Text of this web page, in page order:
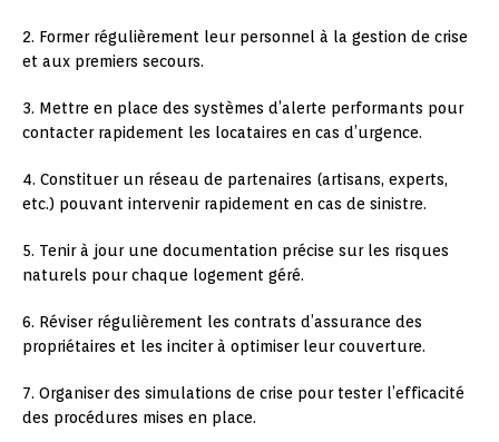
2. Former régulièrement leur personnel à la gestion de crise
et aux premiers secours.
3. Mettre en place des systèmes d’alerte performants pour
contacter rapidement les locataires en cas d’urgence.
4. Constituer un réseau de partenaires (artisans, experts,
etc.) pouvant intervenir rapidement en cas de sinistre.
5. Tenir à jour une documentation précise sur les risques
naturels pour chaque logement géré.
6. Réviser régulièrement les contrats d’assurance des
propriétaires et les inciter à optimiser leur couverture.
7. Organiser des simulations de crise pour tester l’efficacité
des procédures mises en place.